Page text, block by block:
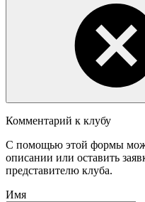
Комментарий к клубу
С помощью этой формы
описании или оставить
представителю клуба.
Имя